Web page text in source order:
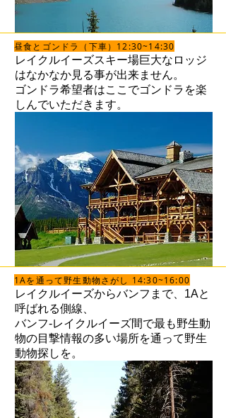
昼食とゴンドラ（下車）12:30~14:30
レイクルイーズスキー場巨大なロッジ
はなかなか見る事が出来ません。
​ゴンドラ希望者はここでゴンドラを楽
しんでいただきます。
1Aを通って野生動物さがし 14:30~16:00
レイクルイーズからバンフまで、1Aと
呼ばれる側線、
バンフ-レイクルイーズ間で最も野生動
物の目撃情報の多い場所を通って野生
動物探しを。